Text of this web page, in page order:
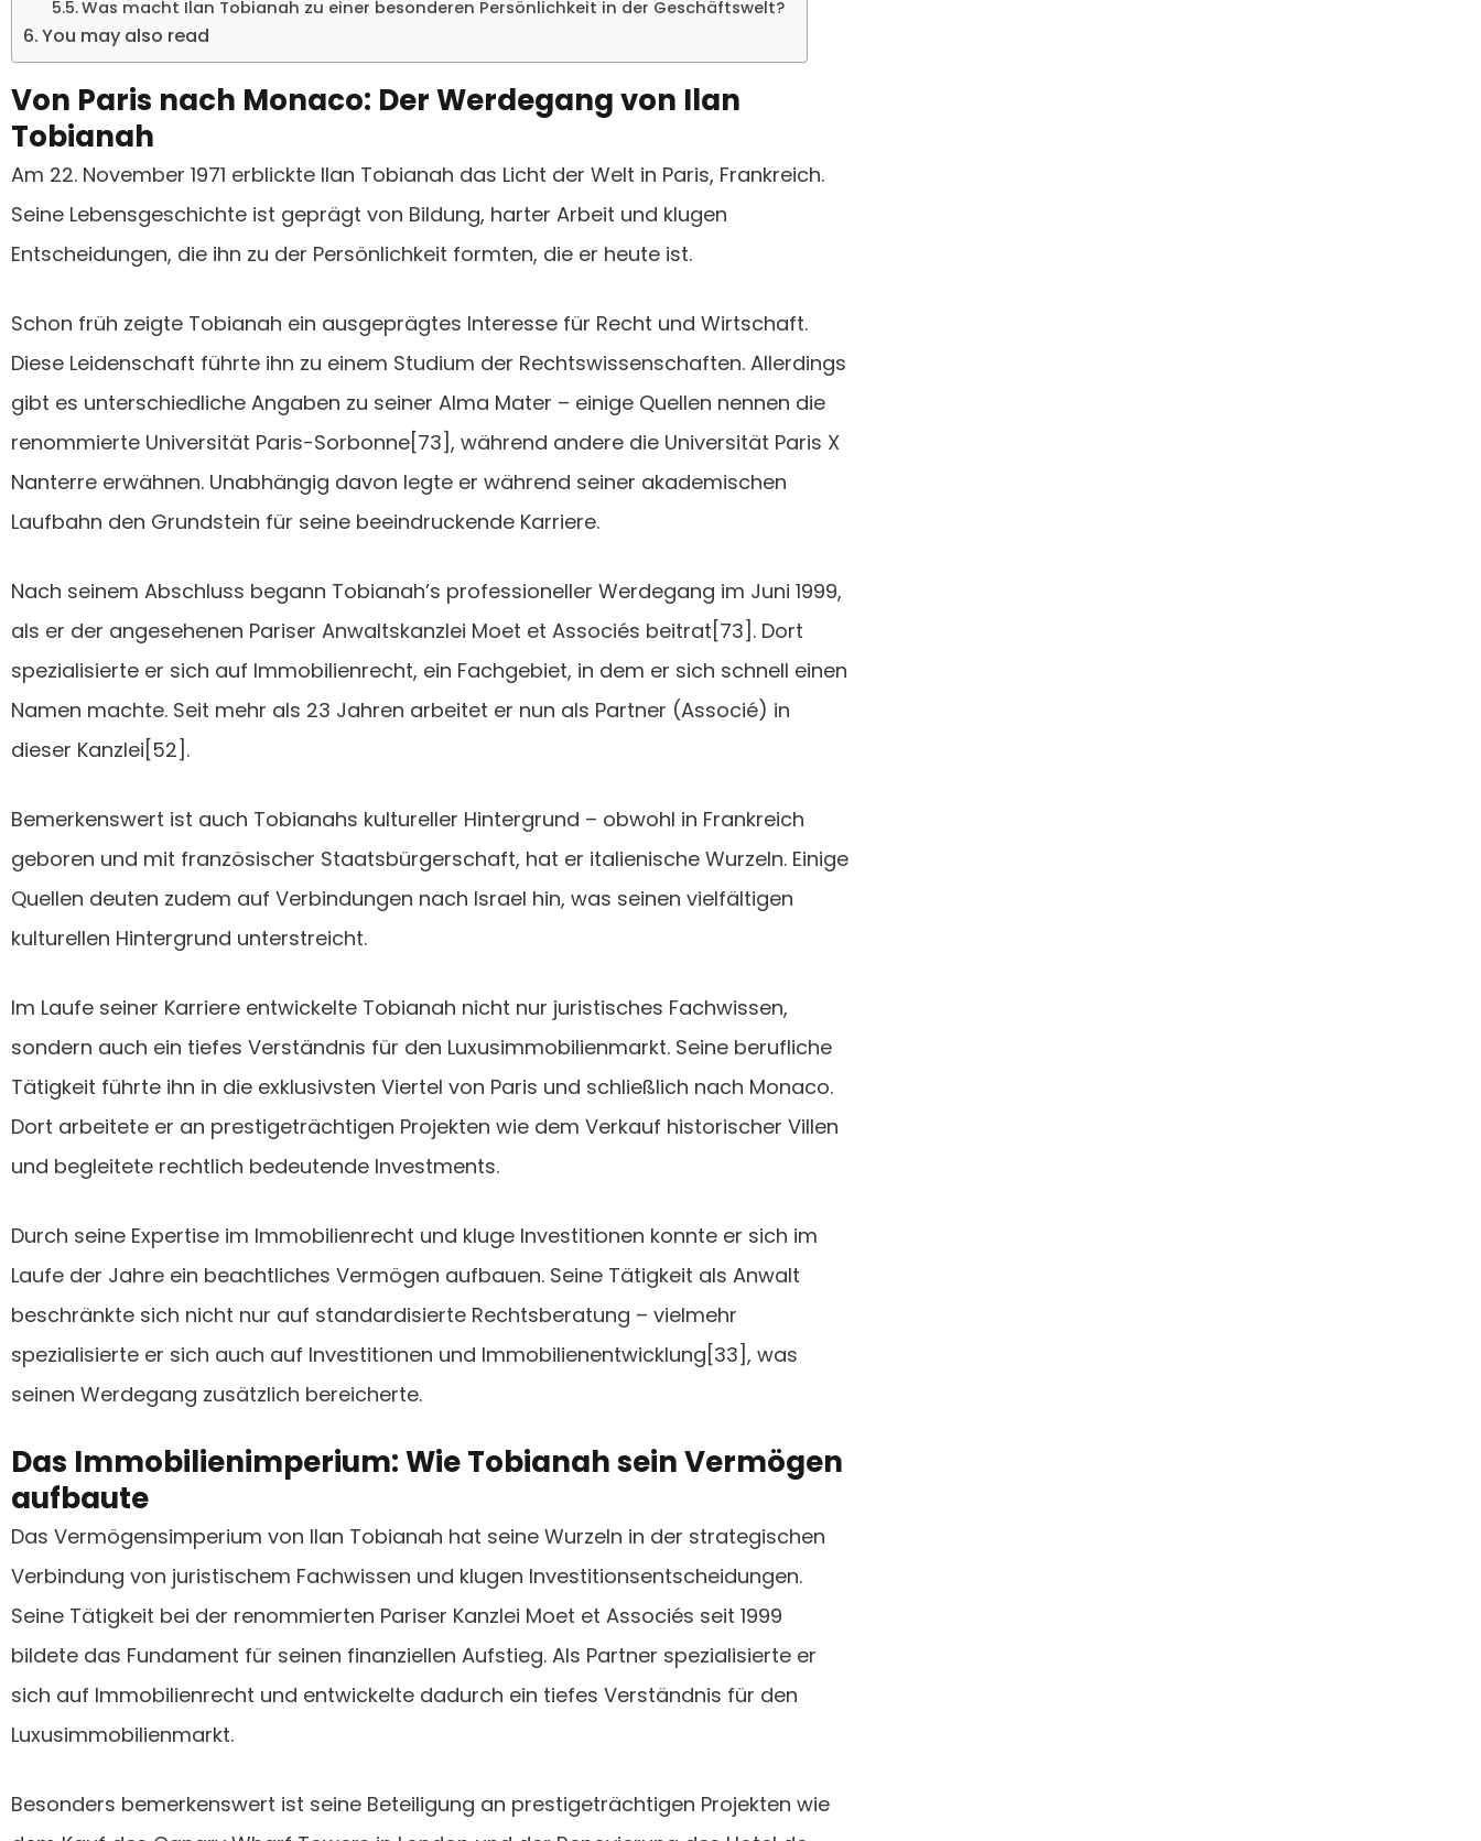
Was macht Ilan Tobianah zu einer besonderen Persönlichkeit in der Geschäftswelt?
You may also read
Von Paris nach Monaco: Der Werdegang von Ilan
Tobianah
Am 22. November 1971 erblickte Ilan Tobianah das Licht der Welt in Paris, Frankreich.
Seine Lebensgeschichte ist geprägt von Bildung, harter Arbeit und klugen
Entscheidungen, die ihn zu der Persönlichkeit formten, die er heute ist.
Schon früh zeigte Tobianah ein ausgeprägtes Interesse für Recht und Wirtschaft.
Diese Leidenschaft führte ihn zu einem Studium der Rechtswissenschaften. Allerdings
gibt es unterschiedliche Angaben zu seiner Alma Mater – einige Quellen nennen die
renommierte Universität Paris-Sorbonne[73], während andere die Universität Paris X
Nanterre erwähnen. Unabhängig davon legte er während seiner akademischen
Laufbahn den Grundstein für seine beeindruckende Karriere.
Nach seinem Abschluss begann Tobianah’s professioneller Werdegang im Juni 1999,
als er der angesehenen Pariser Anwaltskanzlei Moet et Associés beitrat[73]. Dort
spezialisierte er sich auf Immobilienrecht, ein Fachgebiet, in dem er sich schnell einen
Namen machte. Seit mehr als 23 Jahren arbeitet er nun als Partner (Associé) in
dieser Kanzlei[52].
Bemerkenswert ist auch Tobianahs kultureller Hintergrund – obwohl in Frankreich
geboren und mit französischer Staatsbürgerschaft, hat er italienische Wurzeln. Einige
Quellen deuten zudem auf Verbindungen nach Israel hin, was seinen vielfältigen
kulturellen Hintergrund unterstreicht.
Im Laufe seiner Karriere entwickelte Tobianah nicht nur juristisches Fachwissen,
sondern auch ein tiefes Verständnis für den Luxusimmobilienmarkt. Seine berufliche
Tätigkeit führte ihn in die exklusivsten Viertel von Paris und schließlich nach Monaco.
Dort arbeitete er an prestigeträchtigen Projekten wie dem Verkauf historischer Villen
und begleitete rechtlich bedeutende Investments.
Durch seine Expertise im Immobilienrecht und kluge Investitionen konnte er sich im
Laufe der Jahre ein beachtliches Vermögen aufbauen. Seine Tätigkeit als Anwalt
beschränkte sich nicht nur auf standardisierte Rechtsberatung – vielmehr
spezialisierte er sich auch auf Investitionen und Immobilienentwicklung[33], was
seinen Werdegang zusätzlich bereicherte.
Das Immobilienimperium: Wie Tobianah sein Vermögen
aufbaute
Das Vermögensimperium von Ilan Tobianah hat seine Wurzeln in der strategischen
Verbindung von juristischem Fachwissen und klugen Investitionsentscheidungen.
Seine Tätigkeit bei der renommierten Pariser Kanzlei Moet et Associés seit 1999
bildete das Fundament für seinen finanziellen Aufstieg. Als Partner spezialisierte er
sich auf Immobilienrecht und entwickelte dadurch ein tiefes Verständnis für den
Luxusimmobilienmarkt.
Besonders bemerkenswert ist seine Beteiligung an prestigeträchtigen Projekten wie